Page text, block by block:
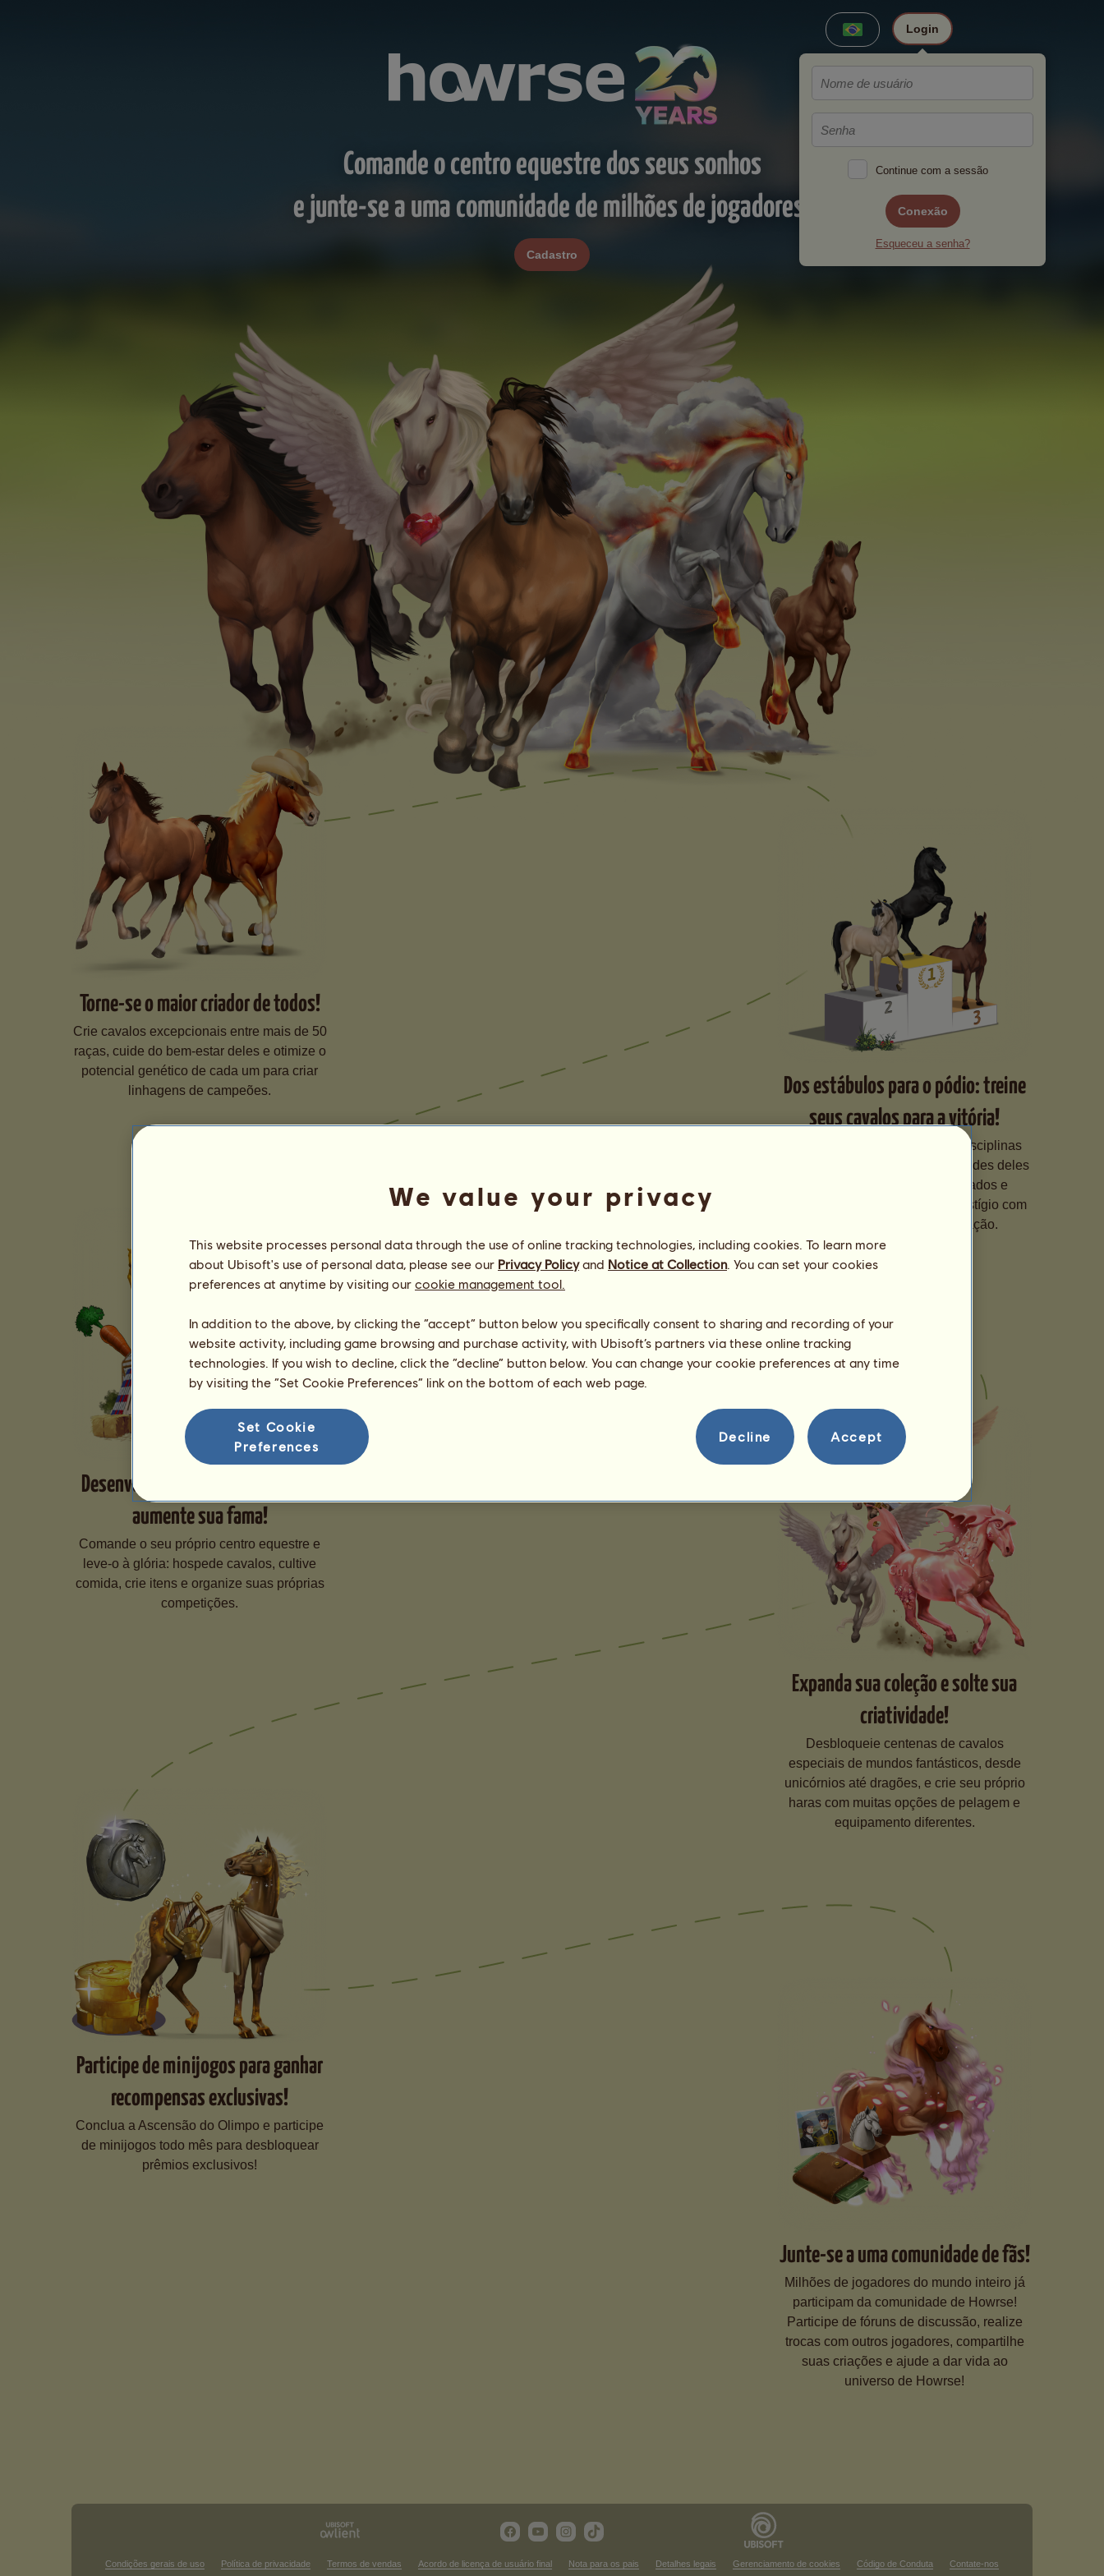
Login
Continue com a sessão
Conexão
Esqueceu a senha?
Comande o centro equestre dos seus sonhos
e junte-se a uma comunidade de milhões de jogadores!
Cadastro
Torne-se o maior criador de todos!
Crie cavalos excepcionais entre mais de 50
raças, cuide do bem-estar deles e otimize o
potencial genético de cada um para criar
linhagens de campeões.
Dos estábulos para o pódio: treine
seus cavalos para a vitória!
Especialize seus cavalos em disciplinas
diferentes, aperfeiçoe as habilidades deles
com treinamentos personalizados e
participe de competições de prestígio com
eles para subir na classificação.
Desenvolva seu centro equestre e
aumente sua fama!
Comande o seu próprio centro equestre e
leve-o à glória: hospede cavalos, cultive
comida, crie itens e organize suas próprias
competições.
Expanda sua coleção e solte sua
criatividade!
Desbloqueie centenas de cavalos
especiais de mundos fantásticos, desde
unicórnios até dragões, e crie seu próprio
haras com muitas opções de pelagem e
equipamento diferentes.
Participe de minijogos para ganhar
recompensas exclusivas!
Conclua a Ascensão do Olimpo e participe
de minijogos todo mês para desbloquear
prêmios exclusivos!
Junte-se a uma comunidade de fãs!
Milhões de jogadores do mundo inteiro já
participam da comunidade de Howrse!
Participe de fóruns de discussão, realize
trocas com outros jogadores, compartilhe
suas criações e ajude a dar vida ao
universo de Howrse!
Condições gerais de uso Política de privacidade Termos de vendas Acordo de licença de usuário final Nota para os pais Detalhes legais Gerenciamento de cookies Código de Conduta Contate-nos
We value your privacy
This website processes personal data through the use of online tracking technologies, including cookies. To learn more
about Ubisoft's use of personal data, please see our Privacy Policyand Notice at Collection. You can set your cookies
preferences at anytime by visiting our cookie management tool.
In addition to the above, by clicking the “accept” button below you specifically consent to sharing and recording of your
website activity, including game browsing and purchase activity, with Ubisoft’s partners via these online tracking
technologies. If you wish to decline, click the “decline” button below. You can change your cookie preferences at any time
by visiting the “Set Cookie Preferences” link on the bottom of each web page.
Set Cookie
Preferences
Decline Accept